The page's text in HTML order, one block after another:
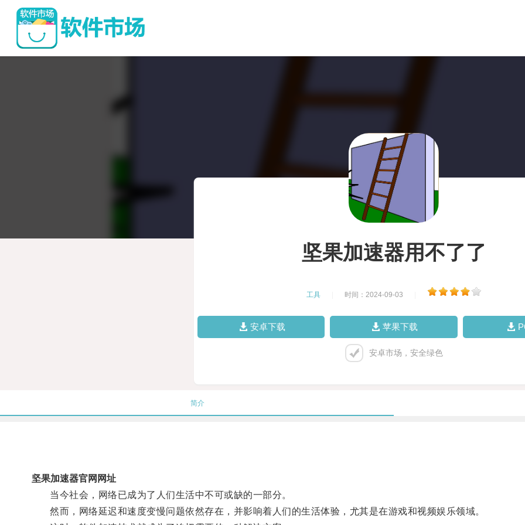
坚果加速器用不了了
工具 时间：2024-09-03
安卓下载 苹果下载
安卓市场，安全绿色
简介
坚果加速器官网网址
当今社会，网络已成为了人们生活中不可或缺的一部分。
然而，网络延迟和速度变慢问题依然存在，并影响着人们的生活体验，尤其是在游戏和视频娱乐领域。